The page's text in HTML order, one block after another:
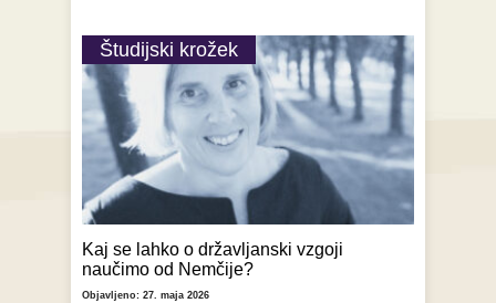
Študijski krožek
Kaj se lahko o državljanski vzgoji
naučimo od Nemčije?
Objavljeno: 27. maja 2026